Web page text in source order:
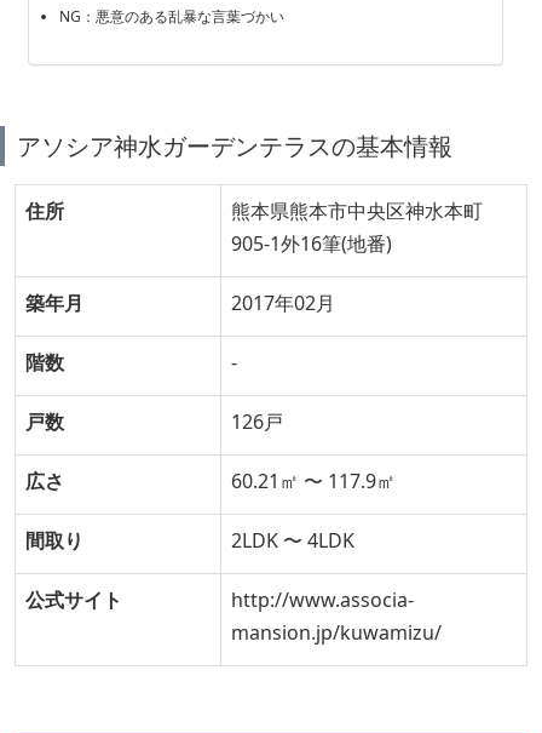
NG：悪意のある乱暴な言葉づかい
アソシア神水ガーデンテラスの基本情報
住所
熊本県熊本市中央区神水本町
905-1外16筆(地番)
築年月 2017年02月
階数 -
戸数 126戸
広さ 60.21㎡ 〜 117.9㎡
間取り 2LDK 〜 4LDK
公式サイト
http://www.associa-
mansion.jp/kuwamizu/